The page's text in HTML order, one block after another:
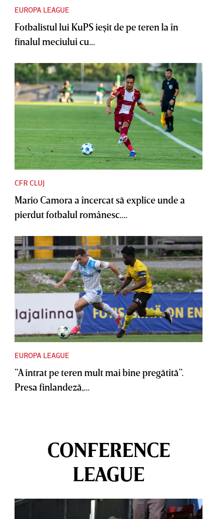
EUROPA LEAGUE
Fotbalistul lui KuPS ieşit de pe teren la în
finalul meciului cu...
CFR CLUJ
Mario Camora a încercat să explice unde a
pierdut fotbalul românesc....
EUROPA LEAGUE
”A intrat pe teren mult mai bine pregătită”.
Presa finlandeză,...
CONFERENCE
LEAGUE